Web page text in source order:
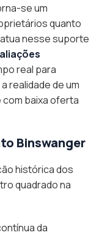
se um
quanto
nesse suporte
real para
realidade de um
baixa oferta
Binswanger
histórica dos
quadrado na
da